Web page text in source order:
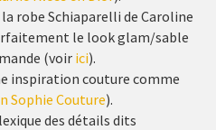
robe Schiaparelli de Caroline
le look glam/sable
(voir ici).
inspiration couture comme
Sophie Couture).
des détails dits